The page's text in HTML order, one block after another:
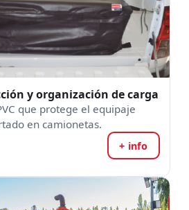
y organización de carga
que protege el equipaje
en camionetas.
+ info